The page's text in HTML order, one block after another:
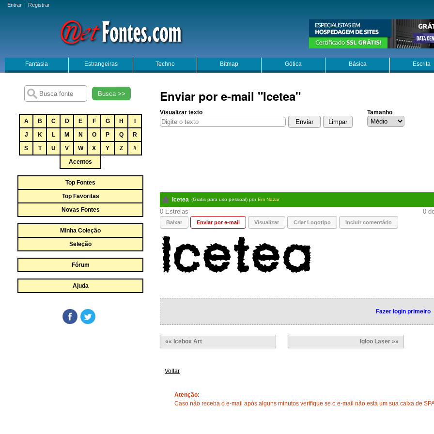
Entrar | Registrar
Fantasia Estrangeiras Techno Bitmap Gótica Básica Escrita
Busca >>
A B C D E F G H
J
K L M N O P Q
R
S
T U V W X Y Z
#
Acentos
Top Fontes
Top Favoritas
Novas Fontes
Minha Coleção
Seleção
Fórum
Ajuda
Enviar por e-mail "Icetea"
Visualizar texto Tamanho
Icetea (Gratis para uso pessoal) porEm Nazar
0 0
Baixar Enviar por e-mail Visualizar Criar Logotipo Incluir comentário
Fazer login primeiro
«« Icebox Art Igloo Laser »»
Voltar
Atenção:
Caso não receba o e-mail após alguns minutos verifique se o e-mail não está um sua caixa de